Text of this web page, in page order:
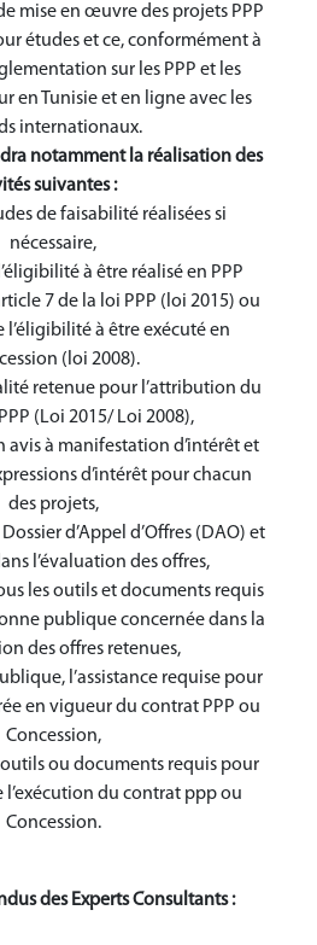
mise en œuvre des projets PPP
études et ce, conformément à
sur les PPP et les
en Tunisie et en ligne avec les
internationaux.
notamment la réalisation des
suivantes :
de faisabilité réalisées si
nécessaire,
à être réalisé en PPP
7 de la loi PPP (loi 2015) ou
à être exécuté en
(loi 2008).
retenue pour l’attribution du
(Loi 2015/ Loi 2008),
avis à manifestation d’intérêt et
d’intérêt pour chacun
des projets,
d’Appel d’Offres (DAO) et
l’évaluation des offres,
les outils et documents requis
publique concernée dans la
des offres retenues,
l’assistance requise pour
en vigueur du contrat PPP ou
Concession,
ou documents requis pour
l’exécution du contrat ppp ou
Concession.
des Experts Consultants :